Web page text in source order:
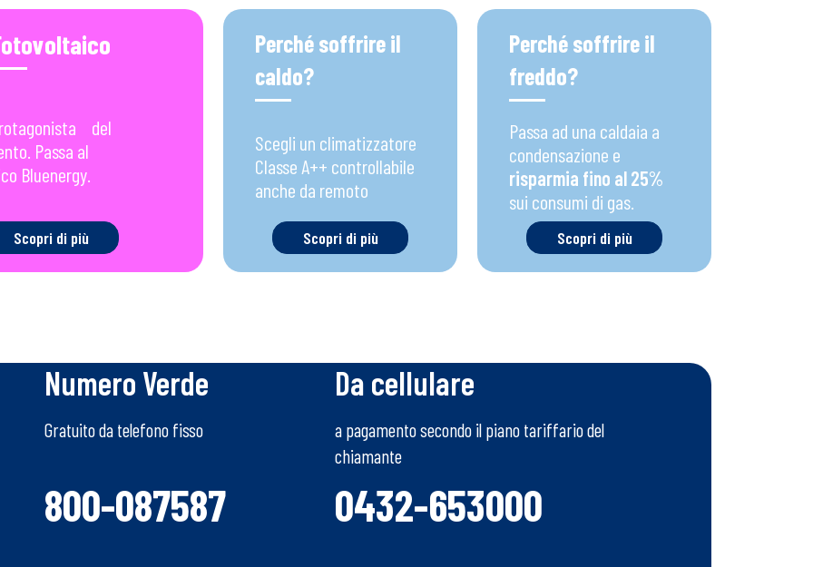
del
Passa al
Bluenergy.
Scopri di più
Perché soffrire il
caldo?
Scegli un climatizzatore
Classe A++ controllabile
anche da remoto
Scopri di più
Perché soffrire il
freddo?
Passa ad una caldaia a
condensazione e
risparmia fino al 25%
sui consumi di gas.
Scopri di più
Numero Verde
Gratuito da telefono fisso
800-087587
Da cellulare
a pagamento secondo il piano tariffario del
chiamante
0432-653000